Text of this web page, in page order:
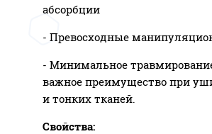
абсорбции
- Превосходные
- Минимальное
важное преимущество при
и тонких тканей.
Свойства: